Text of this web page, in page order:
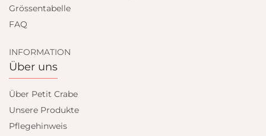
Grössentabelle
FAQ
INFORMATION
Über uns
Über Petit Crabe
Unsere Produkte
Pflegehinweis